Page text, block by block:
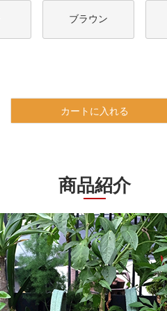
ブラウン
カートに入れる
商品紹介